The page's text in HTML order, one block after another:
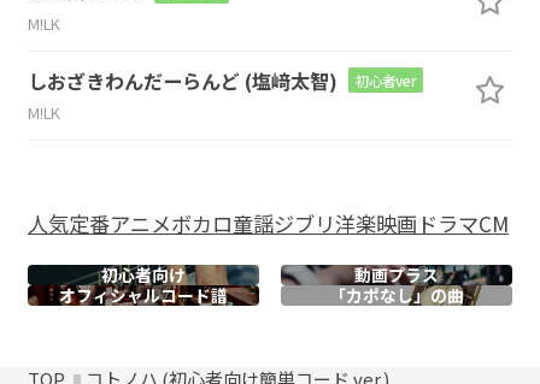
M!LK
しおざきわんだーらんど (塩﨑太智) 初心者ver
M!LK
人気定番アニメボカロ童謡ジブリ洋楽映画ドラマCM
初心者向け
動画プラス
オフィシャルコード譜 「カポなし」の曲
TOP コトノハ (初心者向け簡単コード ver.)